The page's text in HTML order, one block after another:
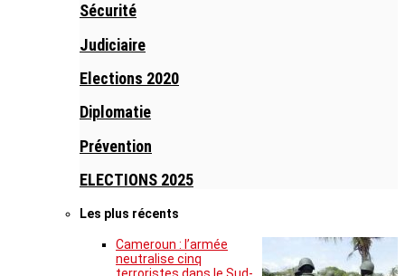
Sécurité
Judiciaire
Elections 2020
Diplomatie
Prévention
ELECTIONS 2025
Les plus récents
Cameroun : l’armée
neutralise cinq